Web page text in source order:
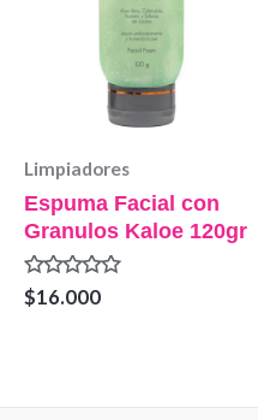
Limpiadores
Espuma Facial con
Granulos Kaloe 120gr
Valorado
en
$16.000